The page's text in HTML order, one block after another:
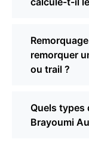
remorquer
ou trail ?
Quels types
Brayoumi